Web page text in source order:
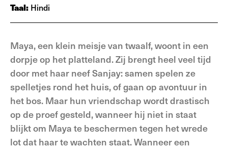
Taal: Hindi
Maya, een klein meisje van twaalf, woont in een
dorpje op het platteland. Zij brengt heel veel tijd
door met haar neef Sanjay: samen spelen ze
spelletjes rond het huis, of gaan op avontuur in
het bos. Maar hun vriendschap wordt drastisch
op de proef gesteld, wanneer hij niet in staat
blijkt om Maya te beschermen tegen het wrede
lot dat haar te wachten staat. Wanneer een